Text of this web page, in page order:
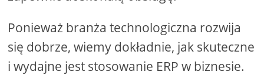
Ponieważ branża technologiczna rozwija
się dobrze, wiemy dokładnie, jak skuteczne
i wydajne jest stosowanie ERP w biznesie.